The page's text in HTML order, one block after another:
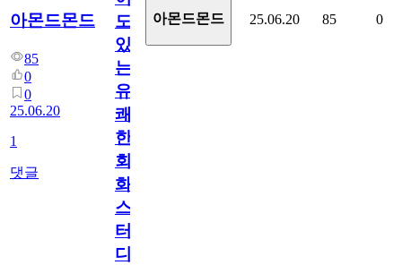
아몬드몬드
85
0
0
25.06.20
1
댓글
도
있
는,
유
쾌
한
회
화
스
터
디
아몬드몬드 25.06.20 85 0